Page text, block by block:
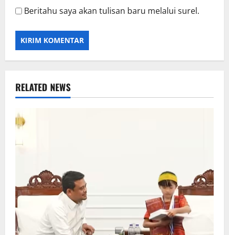
Beritahu saya akan tulisan baru melalui surel.
RELATED NEWS